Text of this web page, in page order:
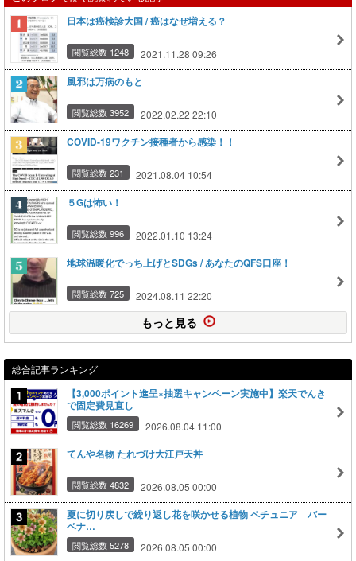
日本は癌検診大国 / 癌はなぜ増える？
閲覧総数 1248 2021.11.28 09:26
風邪は万病のもと
閲覧総数 3952 2022.02.22 22:10
COVID-19ワクチン接種者から感染！！
閲覧総数 231 2021.08.04 10:54
５Gは怖い！
閲覧総数 996 2022.01.10 13:24
地球温暖化でっち上げとSDGs / あなたのQFS口座！
閲覧総数 725 2024.08.11 22:20
もっと見る
総合記事ランキング
【3,000ポイント進呈×抽選キャンペーン実施中】楽天でんき
で固定費見直し
閲覧総数 16269 2026.08.04 11:00
てんや名物 たれづけ大江戸天丼
閲覧総数 4832 2026.08.05 00:00
夏に切り戻しで繰り返し花を咲かせる植物 ペチュニア バー
ベナ…
閲覧総数 5278 2026.08.05 00:00